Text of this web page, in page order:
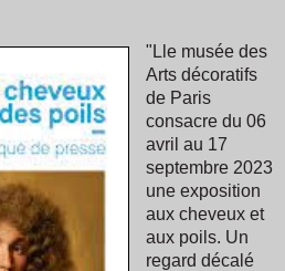
"Lle musée des
Arts décoratifs
de Paris
consacre du 06
avril au 17
septembre 2023
une exposition
aux cheveux et
aux poils. Un
regard décalé